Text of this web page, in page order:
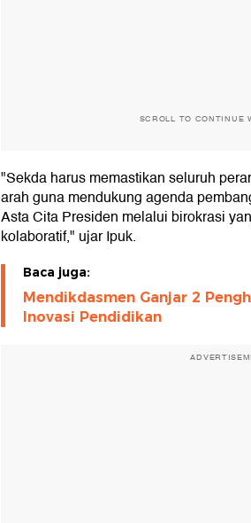
SCROLL TO CONTINUE
"Sekda harus memastikan seluruh
arah guna mendukung agenda
Asta Cita Presiden melalui birokrasi
kolaboratif," ujar Ipuk.
Baca juga:
Mendikdasmen Ganjar 2
Inovasi Pendidikan